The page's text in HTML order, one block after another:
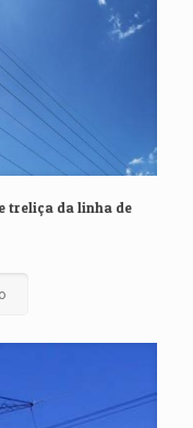
treliça da linha de